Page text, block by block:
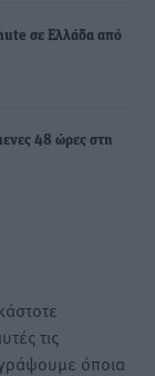
σε Ελλάδα από
48 ώρες στη
τις
όποια